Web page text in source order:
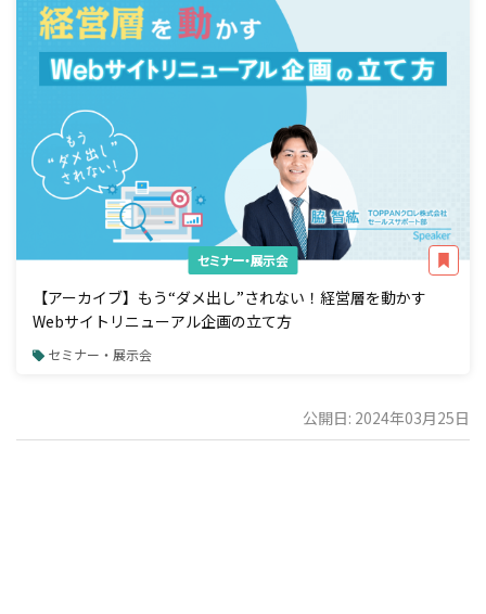
セミナー・展示会
【アーカイブ】もう“ダメ出し”されない！経営層を動かす
Webサイトリニューアル企画の立て方
セミナー・展示会
公開日: 2024年03月25日